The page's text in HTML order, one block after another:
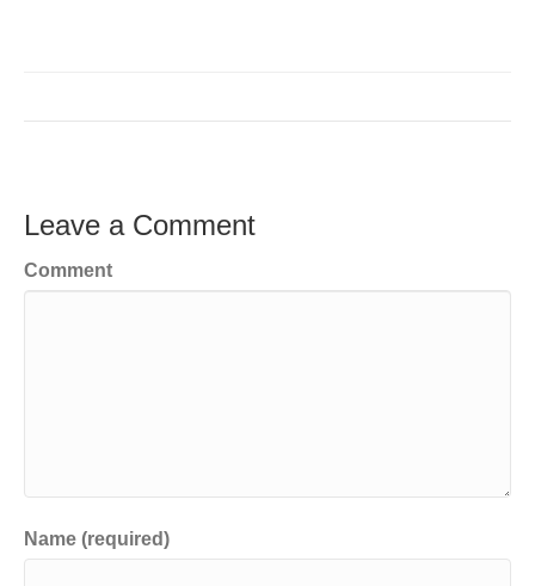
Leave a Comment
Comment
Name (required)